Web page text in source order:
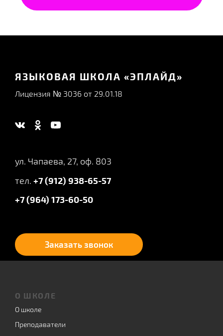
ЯЗЫКОВАЯ ШКОЛА «ЭПЛАЙД»
Лицензия № 3036 от 29.01.18
ул. Чапаева, 27, оф. 803
тел. +7 (912) 938-65-57
+7 (964) 173-60-50
Заказать звонок
О ШКОЛЕ
О школе
Преподаватели